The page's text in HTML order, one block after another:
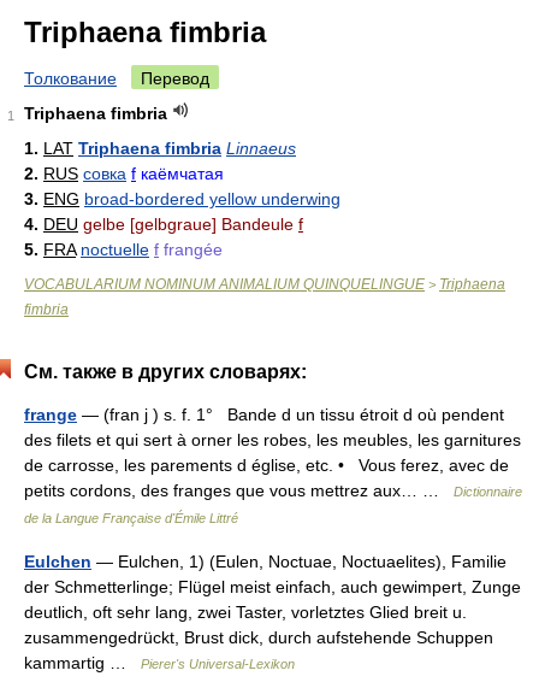
Triphaena fimbria
Толкование Перевод
1
Triphaena fimbria
1. LAT Triphaena fimbria Linnaeus
2. RUS совка f каёмчатая
3. ENG broad-bordered yellow underwing
4. DEU gelbe [gelbgraue] Bandeule f
5. FRA noctuelle f frangée
VOCABULARIUM NOMINUM ANIMALIUM QUINQUELINGUE > Triphaena
fimbria
См. также в других словарях:
frange — (fran j ) s. f. 1° Bande d un tissu étroit d où pendent
des filets et qui sert à orner les robes, les meubles, les garnitures
de carrosse, les parements d église, etc. • Vous ferez, avec de
petits cordons, des franges que vous mettrez aux… …
Dictionnaire
de la Langue Française d'Émile Littré
Eulchen — Eulchen, 1) (Eulen, Noctuae, Noctuaelites), Familie
der Schmetterlinge; Flügel meist einfach, auch gewimpert, Zunge
deutlich, oft sehr lang, zwei Taster, vorletztes Glied breit u.
zusammengedrückt, Brust dick, durch aufstehende Schuppen
kammartig …
Pierer's Universal-Lexikon